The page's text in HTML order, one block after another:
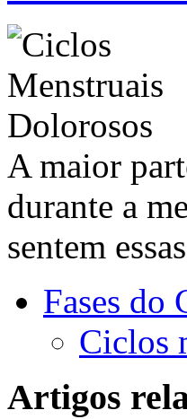
A maior
durante a
sentem
Fases do
Ciclos
Artigos